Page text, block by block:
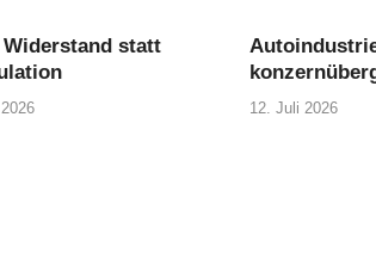
Widerstand statt
12. Juli 2026